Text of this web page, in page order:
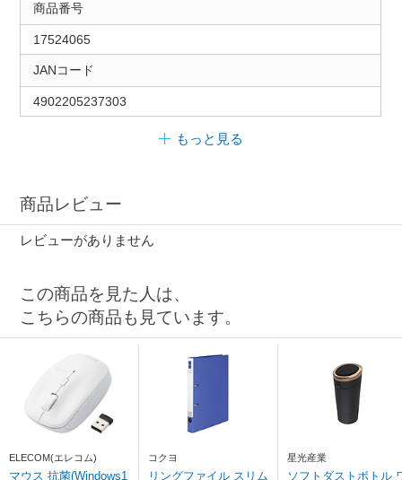
商品番号
17524065
JANコード
4902205237303
もっと見る
商品レビュー
レビューがありません
この商品を見た人は、
こちらの商品も見ています。
ELECOM(エレコム)
マウス 抗菌(Windows1
コクヨ
リングファイル スリム
星光産業
ソフトダストボトル